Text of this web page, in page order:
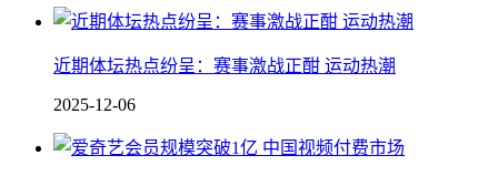
近期体坛热点纷呈：赛事激战正酣 运动热潮
2025-12-06